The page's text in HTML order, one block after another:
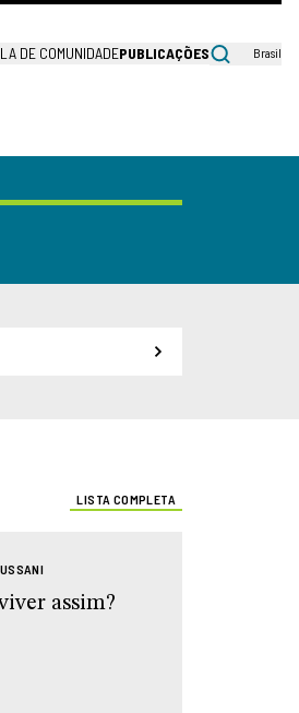
DE COMUNIDADEPUBLICAÇÕES Brasil
LISTA COMPLETA
assim?